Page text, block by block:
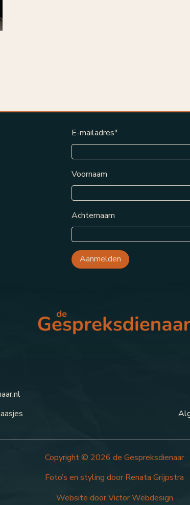
E-mailadres*
Voornaam
Achternaam
Aanmelden
Copyright © 2026 de Gespreksdienaar
Foto’s en styling door Renata Grijpstra
Website doorVictor Webdesign